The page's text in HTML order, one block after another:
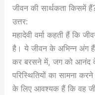
जीवन की सार्थकता किसमें
उत्तर:
महादेवी वर्मा कहती हैं कि
है। ये जीवन के अभिन्न अंग
कर बरसने में, जग को आनंद
परिस्थितियों का सामना
के लिए आवश्यक हैं कि वह